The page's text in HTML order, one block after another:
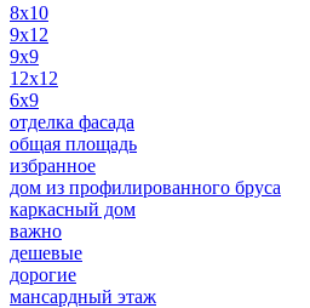
8х10
9х12
9х9
12х12
6х9
отделка фасада
общая площадь
избранное
дом из профилированного бруса
каркасный дом
важно
дешевые
дорогие
мансардный этаж